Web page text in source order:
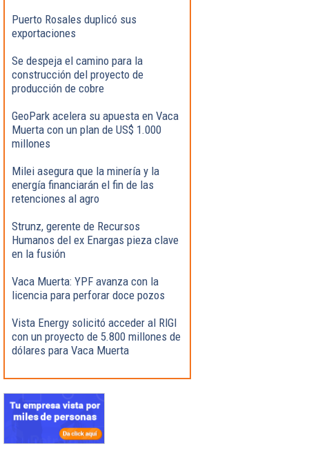
Puerto Rosales duplicó sus
exportaciones
Se despeja el camino para la
construcción del proyecto de
producción de cobre
GeoPark acelera su apuesta en Vaca
Muerta con un plan de US$ 1.000
millones
Milei asegura que la minería y la
energía financiarán el fin de las
retenciones al agro
Strunz, gerente de Recursos
Humanos del ex Enargas pieza clave
en la fusión
Vaca Muerta: YPF avanza con la
licencia para perforar doce pozos
Vista Energy solicitó acceder al RIGI
con un proyecto de 5.800 millones de
dólares para Vaca Muerta